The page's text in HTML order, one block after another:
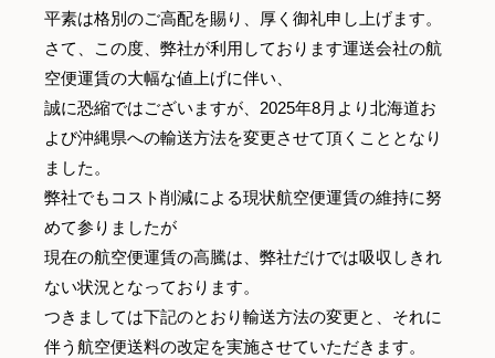
平素は格別のご高配を賜り、厚く御礼申し上げます。
さて、この度、弊社が利用しております運送会社の航
空便運賃の大幅な値上げに伴い、
誠に恐縮ではございますが、2025年8月より北海道お
よび沖縄県への輸送方法を変更させて頂くこととなり
ました。
弊社でもコスト削減による現状航空便運賃の維持に努
めて参りましたが
現在の航空便運賃の高騰は、弊社だけでは吸収しきれ
ない状況となっております。
つきましては下記のとおり輸送方法の変更と、それに
伴う航空便送料の改定を実施させていただきます。